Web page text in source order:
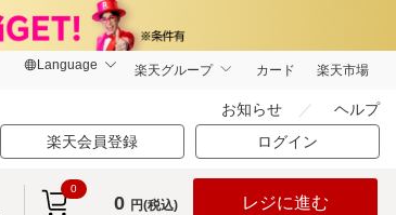
楽天グループ カード 楽天市場
お知らせ ヘルプ
楽天会員登録 ログイン
0
0 円(税込) レジに進む